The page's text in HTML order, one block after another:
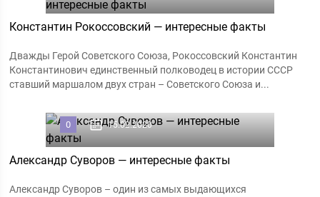
Константин Рокоссовский — интересные факты
Дважды Герой Советского Союза, Рокоссовский Константин
Константинович единственный полководец в истории СССР
ставший маршалом двух стран – Советского Союза и...
0 15.02.2020
Александр Суворов — интересные факты
Александр Суворов – один из самых выдающихся